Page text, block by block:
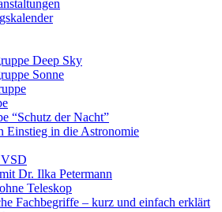
Deep Sky
Sonne
“Schutz der Nacht”
Einstieg in die Astronomie
Dr. Ilka Petermann
Teleskop
Fachbegriffe – kurz und einfach erklärt